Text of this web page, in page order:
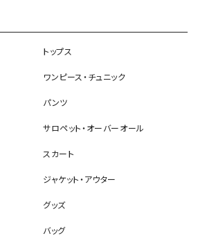
トップス
ワンピース・チュニック
パンツ
サロペット・オーバーオール
スカート
ジャケット・アウター
グッズ
バッグ